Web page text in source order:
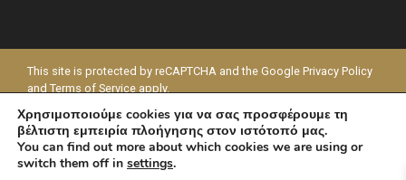
This site is protected by reCAPTCHA and the Google Privacy Policy
and Terms of Service apply.
© 2026 - MODAPELLE
Χρησιμοποιούμε cookies για να σας προσφέρουμε τη
βέλτιστη εμπειρία πλοήγησης στον ιστότοπό μας.
You can find out more about which cookies we are using or
switch them off in settings.